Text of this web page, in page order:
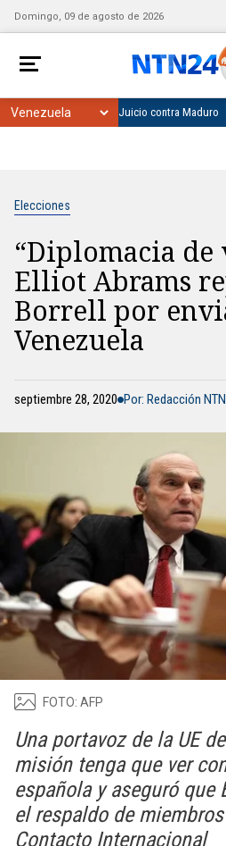
Domingo, 09 de agosto de 2026
Juicio contra Maduro
Elecciones
“Diplomacia de
Elliot Abrams
Borrell por
Venezuela
septiembre 28, 2020 Por: Redacción
FOTO: AFP
Una portavoz de la UE
misión tenga que ver
española y aseguró que
el respaldo de
Contacto Internacional